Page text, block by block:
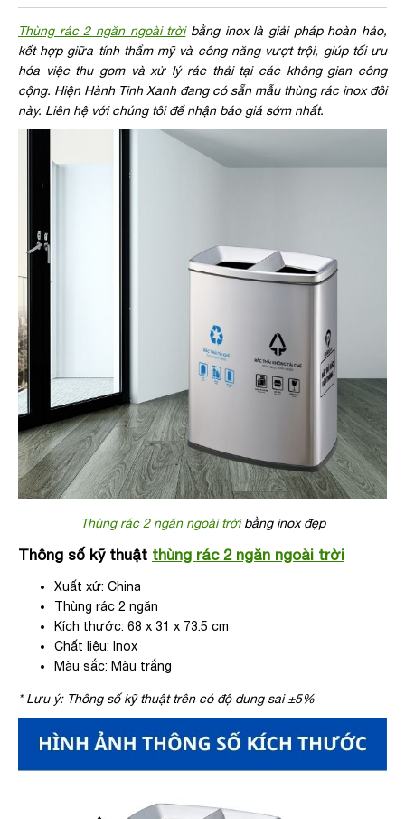
Thùng rác 2 ngăn ngoài trờibằng inox là giải pháp hoàn hảo,
kết hợp giữa tính thẩm mỹ và công năng vượt trội, giúp tối ưu
hóa việc thu gom và xử lý rác thải tại các không gian công
cộng. Hiện Hành Tinh Xanh đang có sẵn mẫu thùng rác inox đôi
này. Liên hệ với chúng tôi để nhận báo giá sớm nhất.
Thùng rác 2 ngăn ngoài trờibằng inox đẹp
Thông số kỹ thuật thùng rác 2 ngăn ngoài trời
Xuất xứ: China
Thùng rác 2 ngăn
Kích thước: 68 x 31 x 73.5 cm
Chất liệu: Inox
Màu sắc: Màu trắng
* Lưu ý: Thông số kỹ thuật trên có độ dung sai ±5%